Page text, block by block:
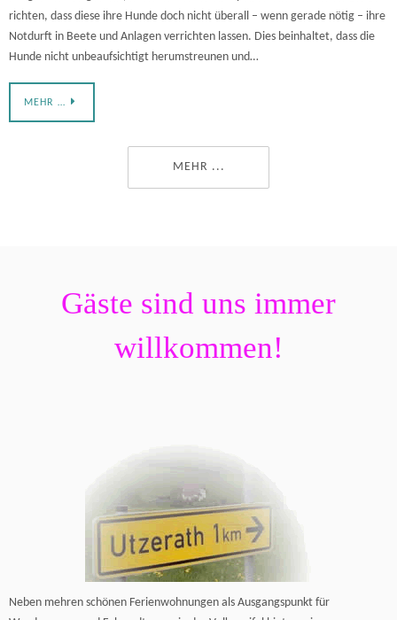
richten, dass diese ihre Hunde doch nicht überall – wenn gerade nötig – ihre
Notdurft in Beete und Anlagen verrichten lassen. Dies beinhaltet, dass die
Hunde nicht unbeaufsichtigt herumstreunen und…
MEHR …
MEHR ...
Gäste sind uns immer
willkommen!
Neben mehren schönen Ferienwohnungen als Ausgangspunkt für